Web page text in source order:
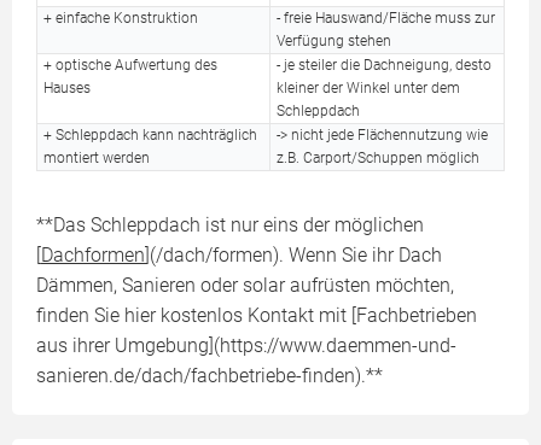
+ einfache Konstruktion
- freie Hauswand/Fläche muss zur
Verfügung stehen
+ optische Aufwertung des
Hauses
- je steiler die Dachneigung, desto
kleiner der Winkel unter dem
Schleppdach
+ Schleppdach kann nachträglich
montiert werden
-> nicht jede Flächennutzung wie
z.B. Carport/Schuppen möglich
**Das Schleppdach ist nur eins der möglichen
Dachformen ](/dach/formen). Wenn Sie ihr Dach
Dämmen, Sanieren oder solar aufrüsten möchten,
finden Sie hier kostenlos Kontakt mit [Fachbetrieben
aus ihrer Umgebung](https://www.daemmen-und-
sanieren.de/dach/fachbetriebe-finden).**